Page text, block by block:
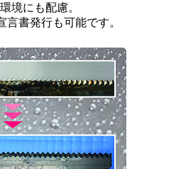
境にも配慮。
言書発行も可能です。